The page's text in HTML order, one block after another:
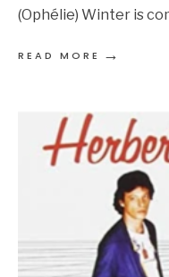
(Ophélie) Winter is
READ MORE →